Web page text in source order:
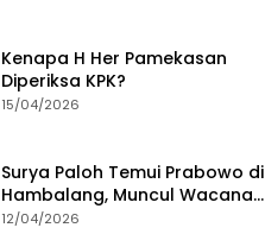
Kenapa H Her Pamekasan
Diperiksa KPK?
15/04/2026
Surya Paloh Temui Prabowo di
Hambalang, Muncul Wacana
Penggabungan NasDem dan
12/04/2026